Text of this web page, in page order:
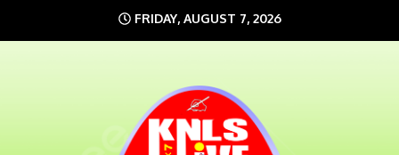
to
FRIDAY, AUGUST 7, 2026